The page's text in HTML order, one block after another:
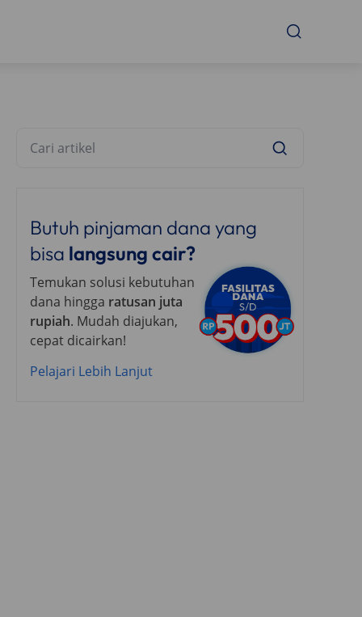
Butuh pinjaman dana yang
bisa langsung cair?
Temukan solusi kebutuhan
dana hingga ratusan juta
rupiah. Mudah diajukan,
cepat dicairkan!
Pelajari Lebih Lanjut